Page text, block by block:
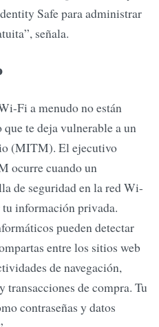
Safe para administrar
señala.
Fi a menudo no están
te deja vulnerable a un
(MITM). El ejecutivo
ocurre cuando un
de seguridad en la red Wi-
información privada.
pueden detectar
entre los sitios web
de navegación,
transacciones de compra. Tu
contraseñas y datos